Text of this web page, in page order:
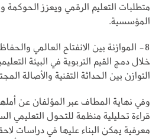
متطلبات التعليم الرقمي ويعزز الحوكمة
المؤسسية.
8- الموازنة بين الانفتاح العالمي
خلال دمج القيم التربوية في البيئة
التوازن بين الحداثة التقنية والأصالة
وفي نهاية المطاف عبر المؤلفان عن
قراءة تحليلية منظمة للتحول التعليمي
معرفية يمكن البناء عليها في دراسات